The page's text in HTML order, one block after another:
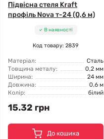
Підвісна стеля Kraft
профіль Nova т-24 (0,6 м)
В наявності
Код товару: 2839
Матеріал:
Сталь
Товщина металу:
0,2 мм
Ширина:
24 мм
Довжина:
0,6 м
Колір:
білий
15.32 грн
До кошика